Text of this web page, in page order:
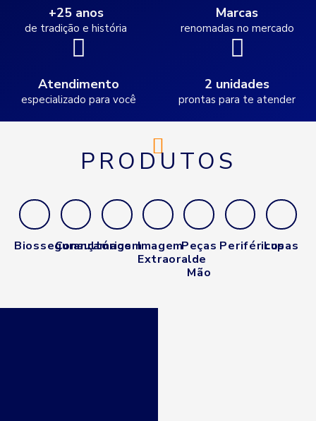
+25 anos
de tradição e história
Marcas
renomadas no mercado
Atendimento
especializado para você
2 unidades
prontas para te atender
PRODUTOS
Biossegurança
Consultórios
ImagemImagem
Extraoral
Peças
de
Mão
Periféricos
Lupas